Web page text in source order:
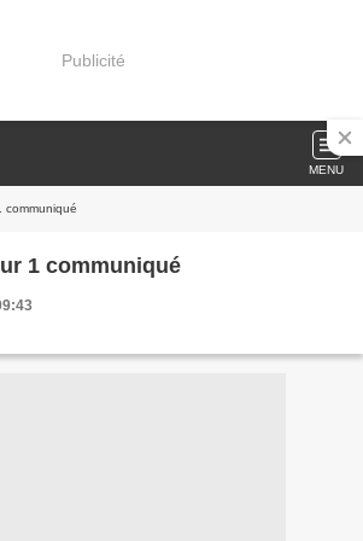
Publicité
MENU
communiqué
1 communiqué